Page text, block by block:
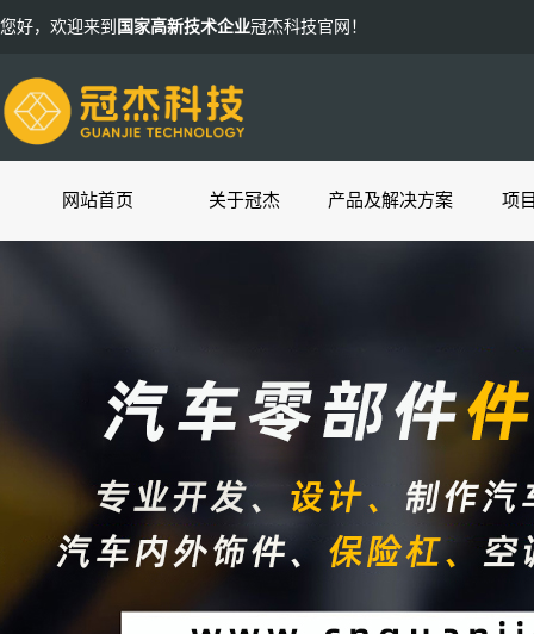
您好，欢迎来到 国家高新技术企业冠杰科技官网！
网站首页 关于冠杰 产品及解决方案 项